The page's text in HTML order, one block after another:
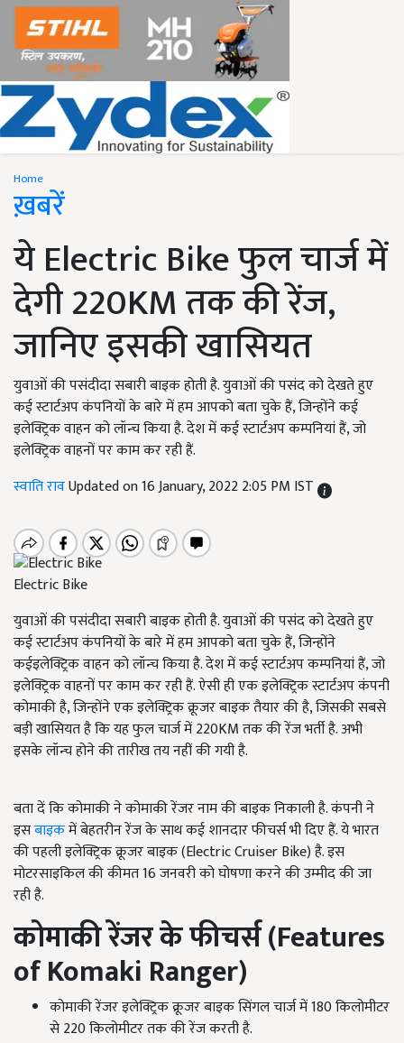
Home
ख़बरें
ये Electric Bike फुल चार्ज में
देगी 220KM तक की रेंज,
जानिए इसकी खासियत
युवाओं की पसंदीदा सबारी बाइक होती है. युवाओं की पसंद को देखते हुए
कई स्टार्टअप कंपनियों के बारे में हम आपको बता चुके हैं, जिन्होंने कई
इलेक्ट्रिक वाहन को लॉन्च किया है. देश में कई स्टार्टअप कम्पनियां हैं, जो
इलेक्ट्रिक वाहनों पर काम कर रही हैं.
स्वाति रावUpdated on 16 January, 2022 2:05 PM IST
Electric Bike
युवाओं की पसंदीदा सबारी बाइक होती है. युवाओं की पसंद को देखते हुए
कई स्टार्टअप कंपनियों के बारे में हम आपको बता चुके हैं, जिन्होंने
कईइलेक्ट्रिक वाहन को लॉन्च किया है. देश में कई स्टार्टअप कम्पनियां हैं, जो
इलेक्ट्रिक वाहनों पर काम कर रही हैं. ऐसी ही एक इलेक्ट्रिक स्टार्टअप कंपनी
कोमाकी है, जिन्होंने एक इलेक्ट्रिक क्रूजर बाइक तैयार की है, जिसकी सबसे
बड़ी खासियत है कि यह फुल चार्ज में 220KM तक की रेंज भर्ती है. अभी
इसके लॉन्च होने की तारीख तय नहीं की गयी है.
बता दें कि कोमाकी ने कोमाकी रेंजर नाम की बाइक निकाली है. कंपनी ने
इसबाइकमें बेहतरीन रेंज के साथ कई शानदार फीचर्स भी दिए हैं. ये भारत
की पहली इलेक्ट्रिक क्रूजर बाइक (Electric Cruiser Bike) है. इस
मोटरसाइकिल की कीमत 16 जनवरी को घोषणा करने की उम्मीद की जा
रही है.
कोमाकी रेंजर के फीचर्स (Features
of Komaki Ranger)
कोमाकी रेंजर इलेक्ट्रिक क्रूजर बाइक सिंगल चार्ज में 180 किलोमीटर
से 220 किलोमीटर तक की रेंज करती है.